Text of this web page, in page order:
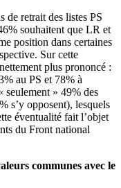
de retrait des listes PS
souhaitent que LR et
position dans certaines
Sur cette
plus prononcé :
au PS et 78% à
» 49% des
s’y opposent), lesquels
éventualité fait l’objet
du Front national
communes avec le